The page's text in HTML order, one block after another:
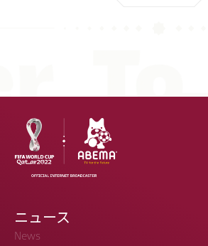
ニュース
News